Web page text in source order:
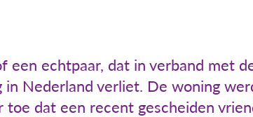
een echtpaar, dat in verband met
Nederland verliet. De woning
dat een recent gescheiden